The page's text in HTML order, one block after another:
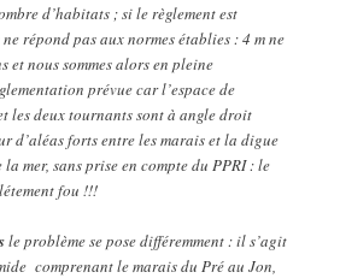
d’habitats ; si le règlement est
répond pas aux normes établies : 4 m ne
et nous sommes alors en pleine
prévue car l’espace de
les deux tournants sont à angle droit
d’aléas forts entre les marais et la digue
mer, sans prise en compte du PPRI : le
fou !!!
le problème se pose différemment : il s’agit
comprenant le marais du Pré au Jon,